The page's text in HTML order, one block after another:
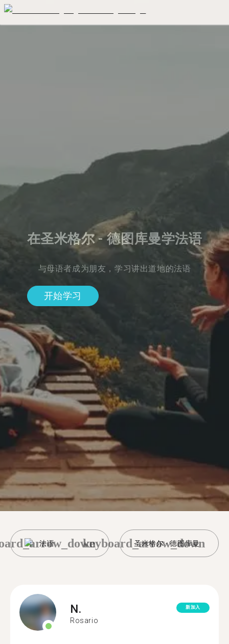
在圣米格尔 - 德图库曼学法语
与母语者成为朋友，学习讲出道地的法语
开始学习
法语 圣米格尔 - 德图库曼
keyboard_arrow_down
N.
Rosario
新加入